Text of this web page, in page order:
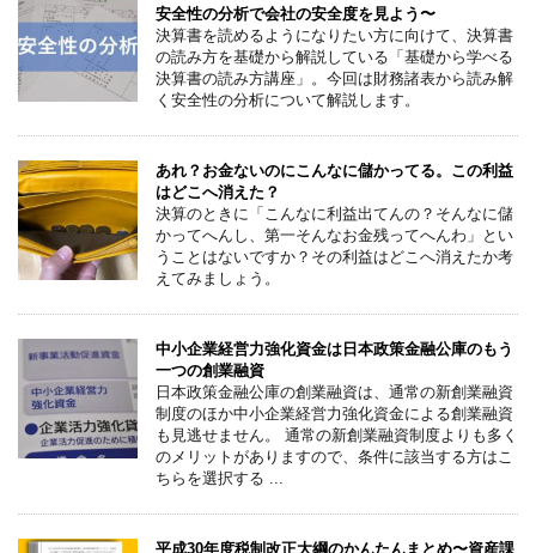
安全性の分析で会社の安全度を見よう〜
決算書を読めるようになりたい方に向けて、決算書
の読み方を基礎から解説している「基礎から学べる
決算書の読み方講座」。今回は財務諸表から読み解
く安全性の分析について解説します。
あれ？お金ないのにこんなに儲かってる。この利益
はどこへ消えた？
決算のときに「こんなに利益出てんの？そんなに儲
かってへんし、第一そんなお金残ってへんわ」とい
うことはないですか？その利益はどこへ消えたか考
えてみましょう。
中小企業経営力強化資金は日本政策金融公庫のもう
一つの創業融資
日本政策金融公庫の創業融資は、通常の新創業融資
制度のほか中小企業経営力強化資金による創業融資
も見逃せません。 通常の新創業融資制度よりも多く
のメリットがありますので、条件に該当する方はこ
ちらを選択する ...
平成30年度税制改正大綱のかんたんまとめ〜資産課